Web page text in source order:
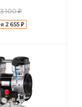
100₽
2 655₽